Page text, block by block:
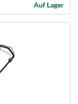
Auf Lager